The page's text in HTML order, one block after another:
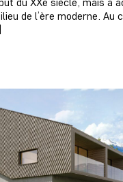
du XXe siècle, mais a
de l’ère moderne. Au